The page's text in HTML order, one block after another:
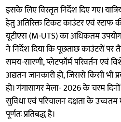
इसके लिए विस्तृत निर्देश दिए गए।
हेतु अतिरिक्त टिकट काउंटर एवं स्टाफ
यूटीएस (M-UTS) का अधिकतम उपयोग
ने निर्देश दिया कि पूछताछ काउंटरों पर
समय-सारणी, प्लेटफॉर्म परिवर्तन एवं
अद्यतन जानकारी हो, जिससे किसी भी
हो। गंगासागर मेला- 2026 के चरम
सुविधा एवं परिचालन दक्षता के
पूर्णतः प्रतिबद्ध है।